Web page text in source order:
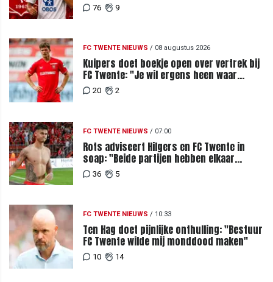
76 9
FC TWENTE NIEUWS / 08 augustus 2026
Kuipers doet boekje open over vertrek bij
FC Twente: "Je wil ergens heen waar
mensen je waarderen"
20 2
FC TWENTE NIEUWS / 07:00
Rots adviseert Hilgers en FC Twente in
soap: "Beide partijen hebben elkaar
teleurgesteld"
36 5
FC TWENTE NIEUWS / 10:33
Ten Hag doet pijnlijke onthulling: "Bestuur
FC Twente wilde mij monddood maken"
10 14